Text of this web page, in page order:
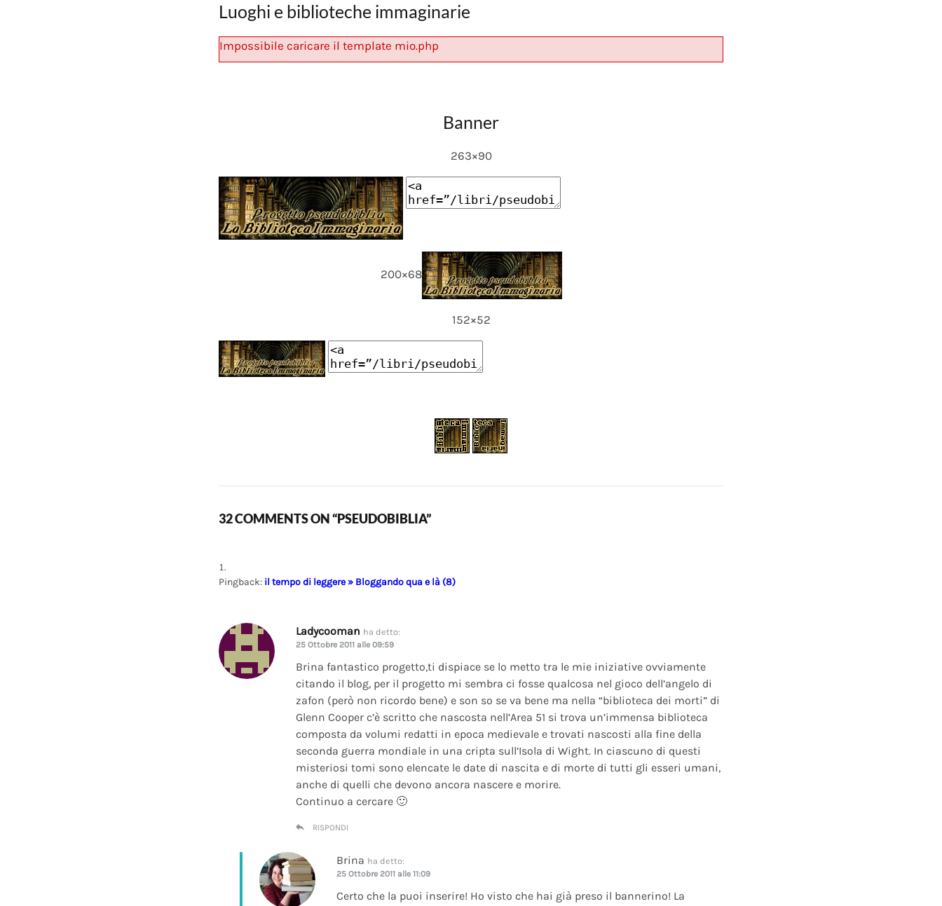
Luoghi e biblioteche immaginarie
Impossibile caricare il template mio.php
Banner
263×90
200×68
152×52
32 COMMENTS ON “PSEUDOBIBLIA”
Pingback: il tempo di leggere » Bloggando qua e là (8)
Ladycooman ha detto:
25 Ottobre 2011 alle 09:59
Brina fantastico progetto,ti dispiace se lo metto tra le mie iniziative ovviamente
citando il blog, per il progetto mi sembra ci fosse qualcosa nel gioco dell’angelo di
zafon (però non ricordo bene) e son so se va bene ma nella “biblioteca dei morti” di
Glenn Cooper c’è scritto che nascosta nell’Area 51 si trova un’immensa biblioteca
composta da volumi redatti in epoca medievale e trovati nascosti alla fine della
seconda guerra mondiale in una cripta sull’Isola di Wight. In ciascuno di questi
misteriosi tomi sono elencate le date di nascita e di morte di tutti gli esseri umani,
anche di quelli che devono ancora nascere e morire.
Continuo a cercare 🙂
RISPONDI
Brina ha detto:
25 Ottobre 2011 alle 11:09
Certo che la puoi inserire! Ho visto che hai già preso il bannerino! La